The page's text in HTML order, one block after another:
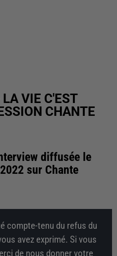
VIE C'EST
CHANTE
diffusée le
sur Chante
compte-tenu du refus du
avez exprimé. Si vous
de nous donner votre